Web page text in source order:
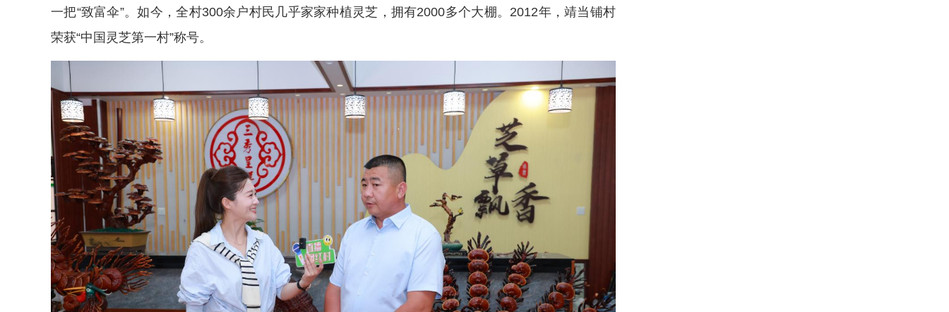
一把“致富伞”。如今，全村300余户村民几乎家家种植灵芝，拥有2000多个大棚。2012年，靖当铺村
荣获“中国灵芝第一村”称号。